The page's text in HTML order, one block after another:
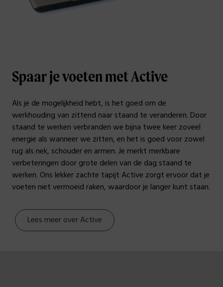
Spaar je voeten met Active
Als je de mogelijkheid hebt, is het goed om de
werkhouding van zittend naar staand te veranderen. Door
staand te werken verbranden we bijna twee keer zoveel
energie als wanneer we zitten, en het is goed voor zowel
rug als nek, schouder en armen. Je merkt merkbare
verbeteringen door grote delen van de dag staand te
werken. Ons lekker zachte tapijt Active zorgt ervoor dat je
voeten niet vermoeid raken, waardoor je langer kunt staan.
Lees meer over Active